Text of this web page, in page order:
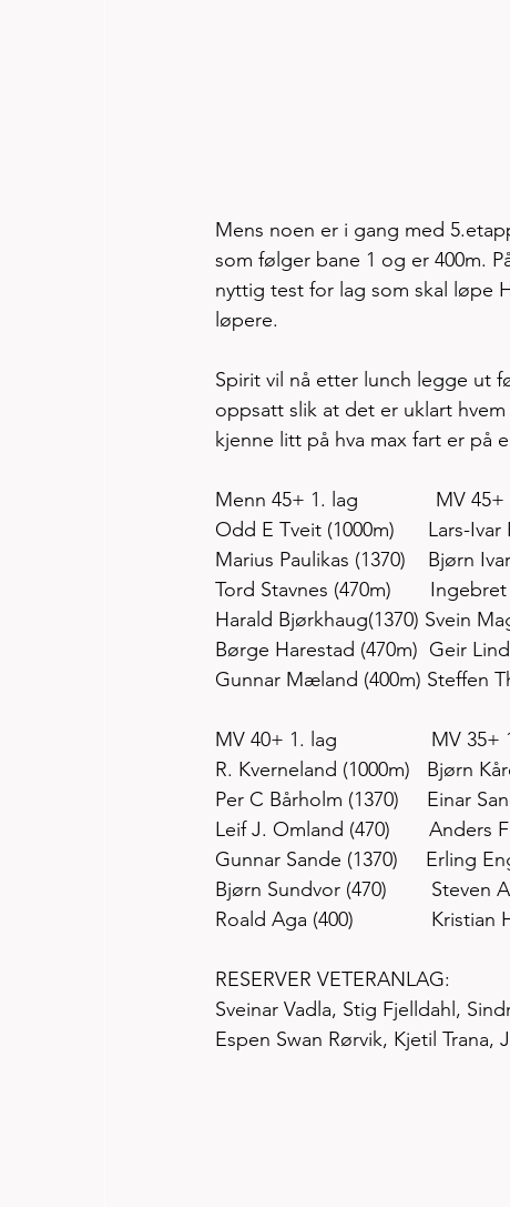
Mens noen er i gang med
som følger bane 1 og er 400m.
nyttig test for lag som skal løpe
løpere.
Spirit vil nå etter lunch legge ut
oppsatt slik at det er uklart
kjenne litt på hva max fart er på
Menn 45+ 1. lag              MV
Odd E Tveit (1000m)      Lars-Ivar
Marius Paulikas (1370)    Bjørn
Tord Stavnes (470m)
Harald Bjørkhaug(1370) Svein
Børge Harestad (470m)  Geir
Gunnar Mæland (400m) Steffen
MV 40+ 1. lag                 MV 35+
R. Kverneland (1000m)   Bjørn
Per C Bårholm (1370)     Einar
Leif J. Omland (470)       Anders
Gunnar Sande (1370)     Erling
Bjørn Sundvor (470)        Steven
Roald Aga (400)              Kristian
RESERVER VETERANLAG:
Sveinar Vadla, Stig Fjelldahl,
Espen Swan Rørvik, Kjetil Trana,